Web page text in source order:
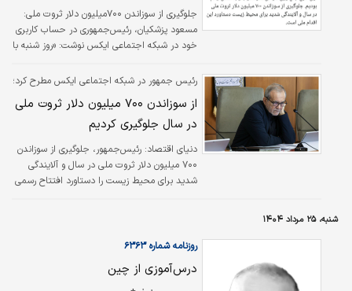
جلوگیری از سوزاندن ۷۰۰‌میلیون دلار ثروت ملی:
مسعود پزشکیان، رئیس‌جمهوری در حساب کاربری
خود در شبکه اجتماعی ایکس نوشت: «روز شنبه با
بیش از ۸۵ درصدی از تولید داخل، شاهد افتتاح
جنوب استان ایلام بودیم. جلوگیری از سوزاندن
۷۰۰‌میلیون دلار ثروت ملی در سال و آلایندگی
است.»/ایسنا
رئیس جمهور در شبکه اجتماعی ایکس مطرح کرد؛
از سوزاندن ۷۰۰ میلیون دلار ثروت ملی
در سال جلوگیری کردیم
دنیای اقتصاد: رئیس‌جمهور، جلوگیری از سوزاندن
۷۰۰ میلیون دلار ثروت ملی در سال و آلایندگی
شدید برای محیط زیست را دستاورد افتتاح رسمی
شنبه، ۲۵ مرداد ۱۴۰۴
روزنامه شماره ۶۳۶۳
درس‌آموزی از چین